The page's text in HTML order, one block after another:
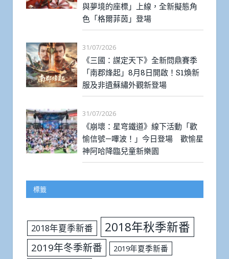
與夢境的座標」上線，全新擬態角
色「格爾菲茵」登場
31/07/2026
《三國：謀定天下》全新問鼎賽季
「南郡烽起」8月8日開啟！S1煥新
服及非遺蘇繡外觀新登場
31/07/2026
《崩壞：星穹鐵道》線下活動「歡
愉信號—嗶波！」今日登場 歡愉星
神阿哈降臨兒童新樂園
標籤
2018年夏季新番 2018年秋季新番
2019年冬季新番
2019年夏季新番